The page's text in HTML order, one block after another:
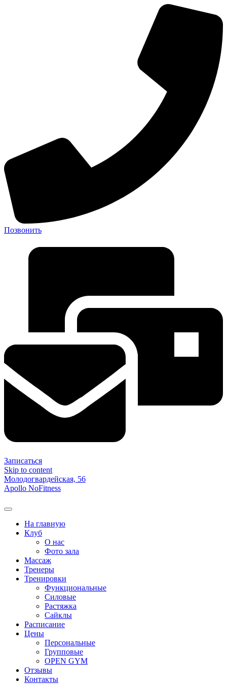
Позвонить
Записаться
Skip to content
Молодогвардейская, 56
Apollo NoFitness
На главную
Клуб
О нас
Фото зала
Массаж
Тренеры
Тренировки
Функциональные
Силовые
Растяжка
Сайклы
Расписание
Цены
Персональные
Групповые
OPEN GYM
Отзывы
Контакты